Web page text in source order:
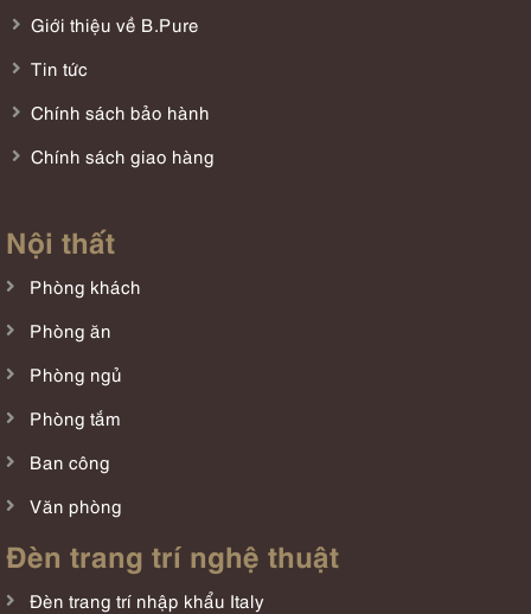
Giới thiệu về B.Pure
Tin tức
Chính sách bảo hành
Chính sách giao hàng
Nội thất
Phòng khách
Phòng ăn
Phòng ngủ
Phòng tắm
Ban công
Văn phòng
Đèn trang trí nghệ thuật
Đèn trang trí nhập khẩu Italy